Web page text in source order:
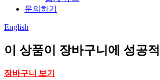
문의하기
English
이 상품이 장바구니에 성공
장바구니 보기